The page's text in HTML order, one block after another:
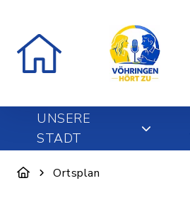
UNSERE
STADT
Ortsplan